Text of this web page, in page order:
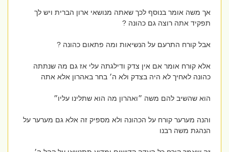
אך משה אומר בנוסף לכך שאתה מנושאי ארון הברית ויש לך
תפקיד אתה רוצה גם כהונה ?
אבל קורח התרעם על הנשיאות ומה פתאום כהונה ?
אלא קורח אומר אם אין צדק ודילגתה עלי אז גם מה שנתתה
כהונה לאחיך לא היה בצדק ולא ה׳ בחר באהרון אלא אתה
הוא שהשיב להם משה ״ואהרון מה הוא שתלינו עליו״
והנה מערער קורח על הכהונה ולא מספיק זה אלא גם מערער על
הנהגת משה רבנו